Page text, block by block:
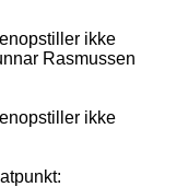
ikke
Rasmussen
ikke